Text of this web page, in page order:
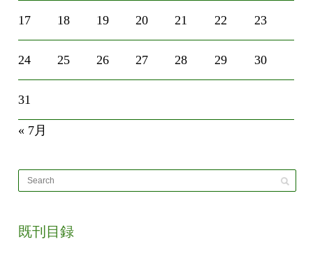
17 18 19 20 21 22 23
24 25 26 27 28 29 30
31
« 7月
既刊目録